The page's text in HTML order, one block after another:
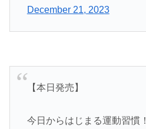
December 21, 2023
【本日発売】
今日からはじまる運動習慣！